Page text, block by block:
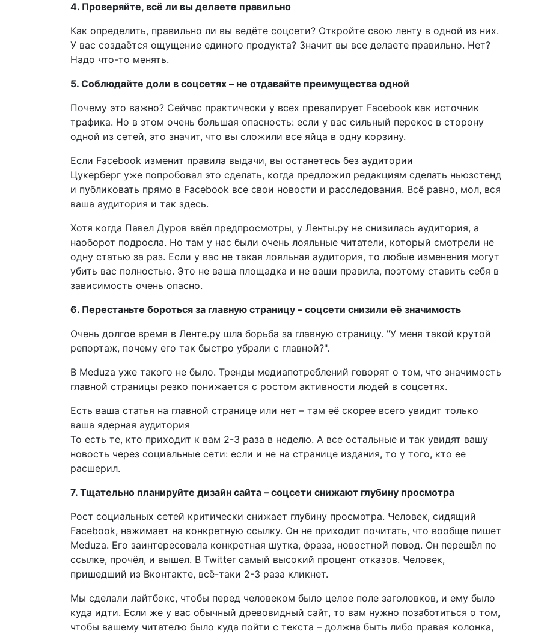
4. Проверяйте, всё ли вы делаете правильно
Как определить, правильно ли вы ведёте соцсети? Откройте свою ленту в одной из них.
У вас создаётся ощущение единого продукта? Значит вы все делаете правильно. Нет?
Надо что-то менять.
5. Соблюдайте доли в соцсетях – не отдавайте преимущества одной
Почему это важно? Сейчас практически у всех превалирует Facebook как источник
трафика. Но в этом очень большая опасность: если у вас сильный перекос в сторону
одной из сетей, это значит, что вы сложили все яйца в одну корзину.
Если Facebook изменит правила выдачи, вы останетесь без аудитории
Цукерберг уже попробовал это сделать, когда предложил редакциям сделать ньюзстенд
и публиковать прямо в Facebook все свои новости и расследования. Всё равно, мол, вся
ваша аудитория и так здесь.
Хотя когда Павел Дуров ввёл предпросмотры, у Ленты.ру не снизилась аудитория, а
наоборот подросла. Но там у нас были очень лояльные читатели, который смотрели не
одну статью за раз. Если у вас не такая лояльная аудитория, то любые изменения могут
убить вас полностью. Это не ваша площадка и не ваши правила, поэтому ставить себя в
зависимость очень опасно.
6. Перестаньте бороться за главную страницу – соцсети снизили её значимость
Очень долгое время в Ленте.ру шла борьба за главную страницу. "У меня такой крутой
репортаж, почему его так быстро убрали с главной?".
В Meduza уже такого не было. Тренды медиапотреблений говорят о том, что значимость
главной страницы резко понижается с ростом активности людей в соцсетях.
Есть ваша статья на главной странице или нет – там её скорее всего увидит только
ваша ядерная аудитория
То есть те, кто приходит к вам 2-3 раза в неделю. А все остальные и так увидят вашу
новость через социальные сети: если и не на странице издания, то у того, кто ее
расшерил.
7. Тщательно планируйте дизайн сайта – соцсети снижают глубину просмотра
Рост социальных сетей критически снижает глубину просмотра. Человек, сидящий
Facebook, нажимает на конкретную ссылку. Он не приходит почитать, что вообще пишет
Meduza. Его заинтересовала конкретная шутка, фраза, новостной повод. Он перешёл по
ссылке, прочёл, и вышел. В Twitter самый высокий процент отказов. Человек,
пришедший из Вконтакте, всё-таки 2-3 раза кликнет.
Мы сделали лайтбокс, чтобы перед человеком было целое поле заголовков, и ему было
куда идти. Если же у вас обычный древовидный сайт, то вам нужно позаботиться о том,
чтобы вашему читателю было куда пойти с текста – должна быть либо правая колонка,